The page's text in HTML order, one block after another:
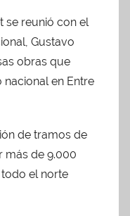
se reunió con el
Gustavo
obras que
en Entre
de tramos de
más de 9.000
el norte